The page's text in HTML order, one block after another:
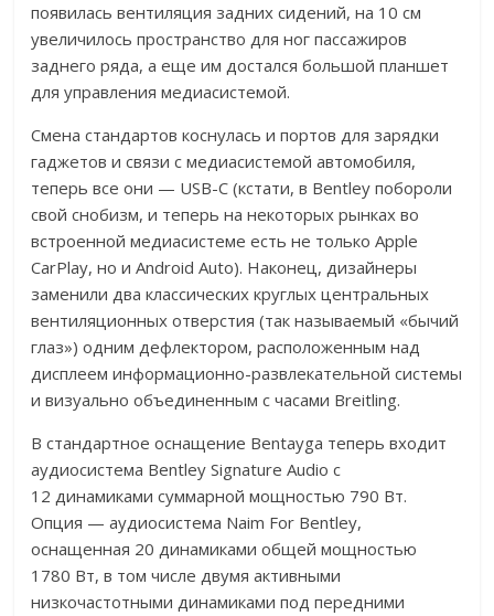
появилась вентиляция задних сидений, на 10 см
увеличилось пространство для ног пассажиров
заднего ряда, а еще им достался большой планшет
для управления медиасистемой.
Смена стандартов коснулась и портов для зарядки
гаджетов и связи с медиасистемой автомобиля,
теперь все они — USB-C (кстати, в Bentley побороли
свой снобизм, и теперь на некоторых рынках во
встроенной медиасистеме есть не только Apple
CarPlay, но и Android Auto). Наконец, дизайнеры
заменили два классических круглых центральных
вентиляционных отверстия (так называемый «бычий
глаз») одним дефлектором, расположенным над
дисплеем информационно-развлекательной системы
и визуально объединенным с часами Breitling.
В стандартное оснащение Bentayga теперь входит
аудиосистема Bentley Signature Audio c
12 динамиками суммарной мощностью 790 Вт.
Опция — аудиосистема Naim For Bentley,
оснащенная 20 динамиками общей мощностью
1780 Вт, в том числе двумя активными
низкочастотными динамиками под передними